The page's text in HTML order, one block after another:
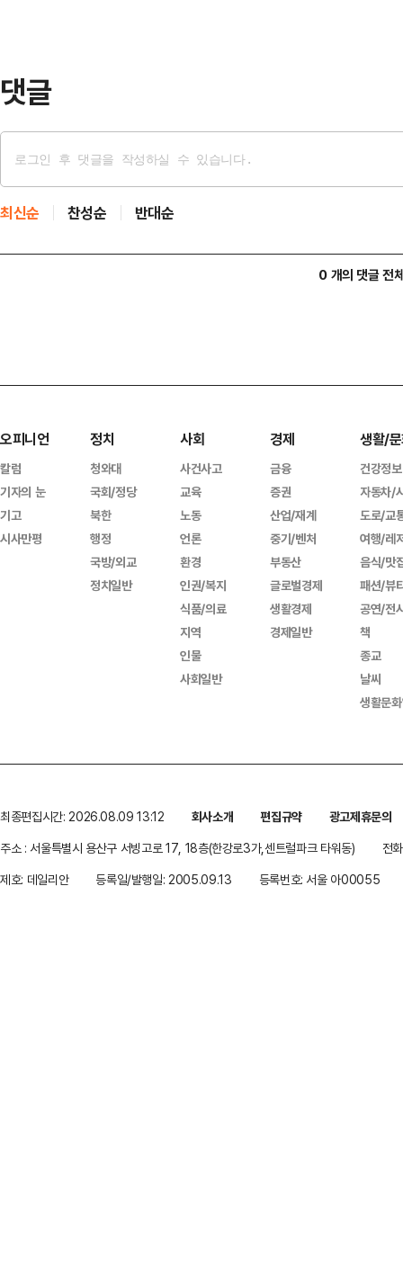
댓글
최신순 찬성순 반대순
0 개의 댓글 전
오피니언
칼럼
기자의 눈
기고
시사만평
정치
청와대
국회/정당
북한
행정
국방/외교
정치일반
사회
사건사고
교육
노동
언론
환경
인권/복지
식품/의료
지역
인물
사회일반
경제
금융
증권
산업/재계
중기/벤처
부동산
글로벌경제
생활경제
경제일반
생활/
건강정보
자동차/
도로/교
여행/레
음식/맛
패션/뷰
공연/전
책
종교
날씨
생활문
최종편집시간: 2026.08.09 13:12 회사소개 편집규약
광고제휴문의
주소 : 서울특별시 용산구 서빙고로 17, 18층(한강로3가,센트럴파크 타워동)
전
제호: 데일리안
등록일/발행일: 2005.09.13 등록번호: 서울 아00055